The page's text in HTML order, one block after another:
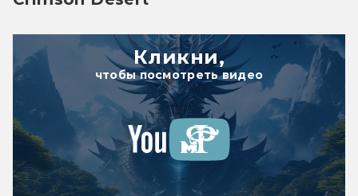
Кликни,
чтобы посмотреть видео